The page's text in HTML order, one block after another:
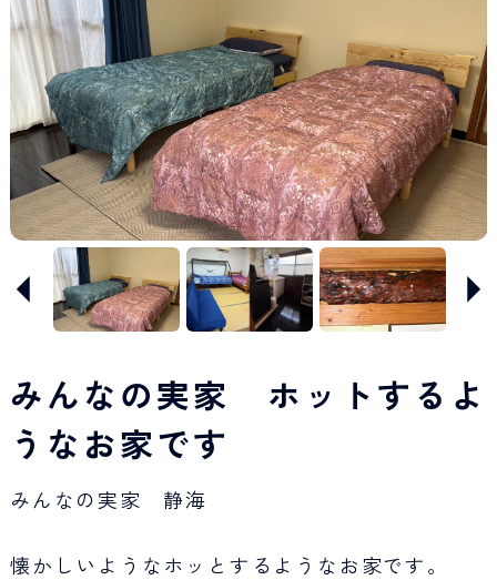
みんなの実家 ホットするよ
うなお家です
みんなの実家 静海
懐かしいようなホッとするようなお家です。